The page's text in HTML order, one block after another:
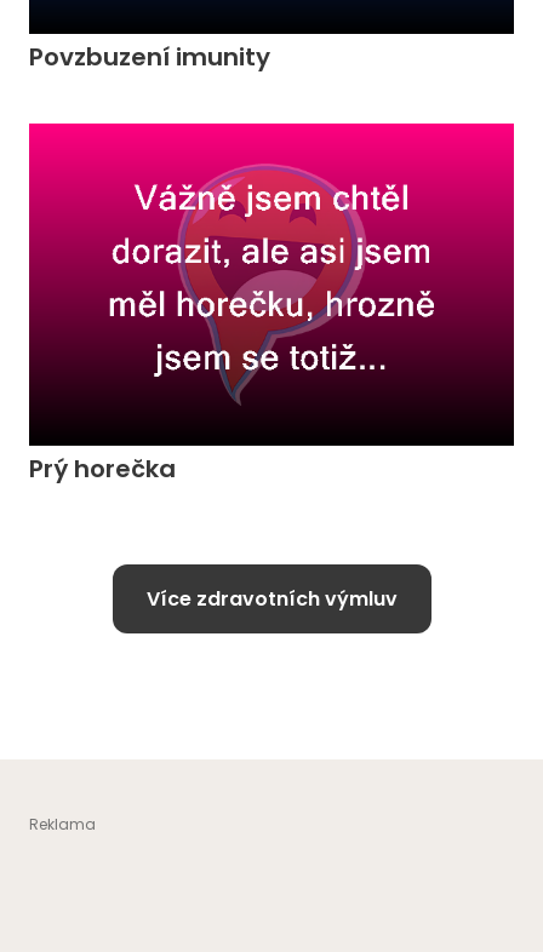
Povzbuzení imunity
Prý horečka
Více zdravotních výmluv